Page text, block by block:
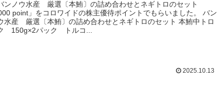
ンノウ水産 厳選〔本鮪〕の詰め合わせとネギトロのセット
point」をコロワイドの株主優待ポイントでもらいました。 バン
水産 厳選〔本鮪〕の詰め合わせとネギトロのセット 本鮪中トロ
150g×2パック トルコ...
2025.10.13